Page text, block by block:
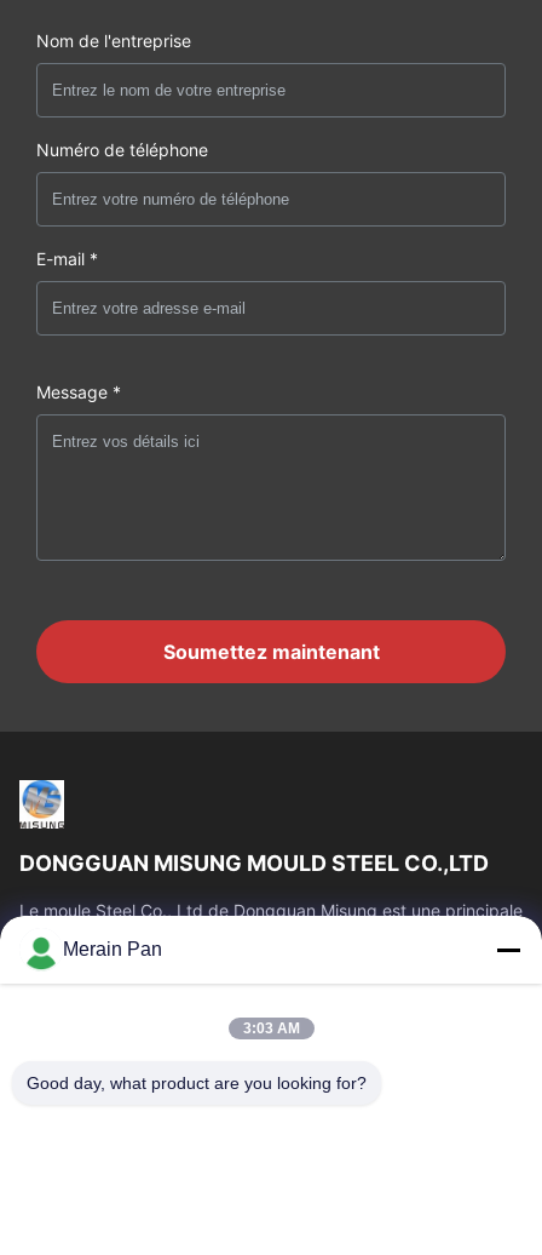
Nom de l'entreprise
Numéro de téléphone
E-mail *
Message *
Soumettez maintenant
DONGGUAN MISUNG MOULD STEEL CO.,LTD
Le moule Steel Co., Ltd de Dongguan Misung est une principale
société de plastique d'approvisionnement meurent l'acier en
acier et chaud de...
Liens Rapides
Produits
VR Show
Au Sujet De Nous
Merain Pan
3:03 AM
Good day, what product are you looking for?